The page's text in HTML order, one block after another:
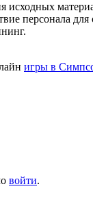
исходных
персонала
игры в
войти.